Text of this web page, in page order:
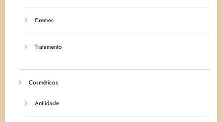
Cremes
Tratamento
Cosméticos
Antiidade